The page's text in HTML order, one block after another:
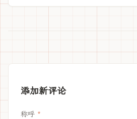
添加新评论
称呼